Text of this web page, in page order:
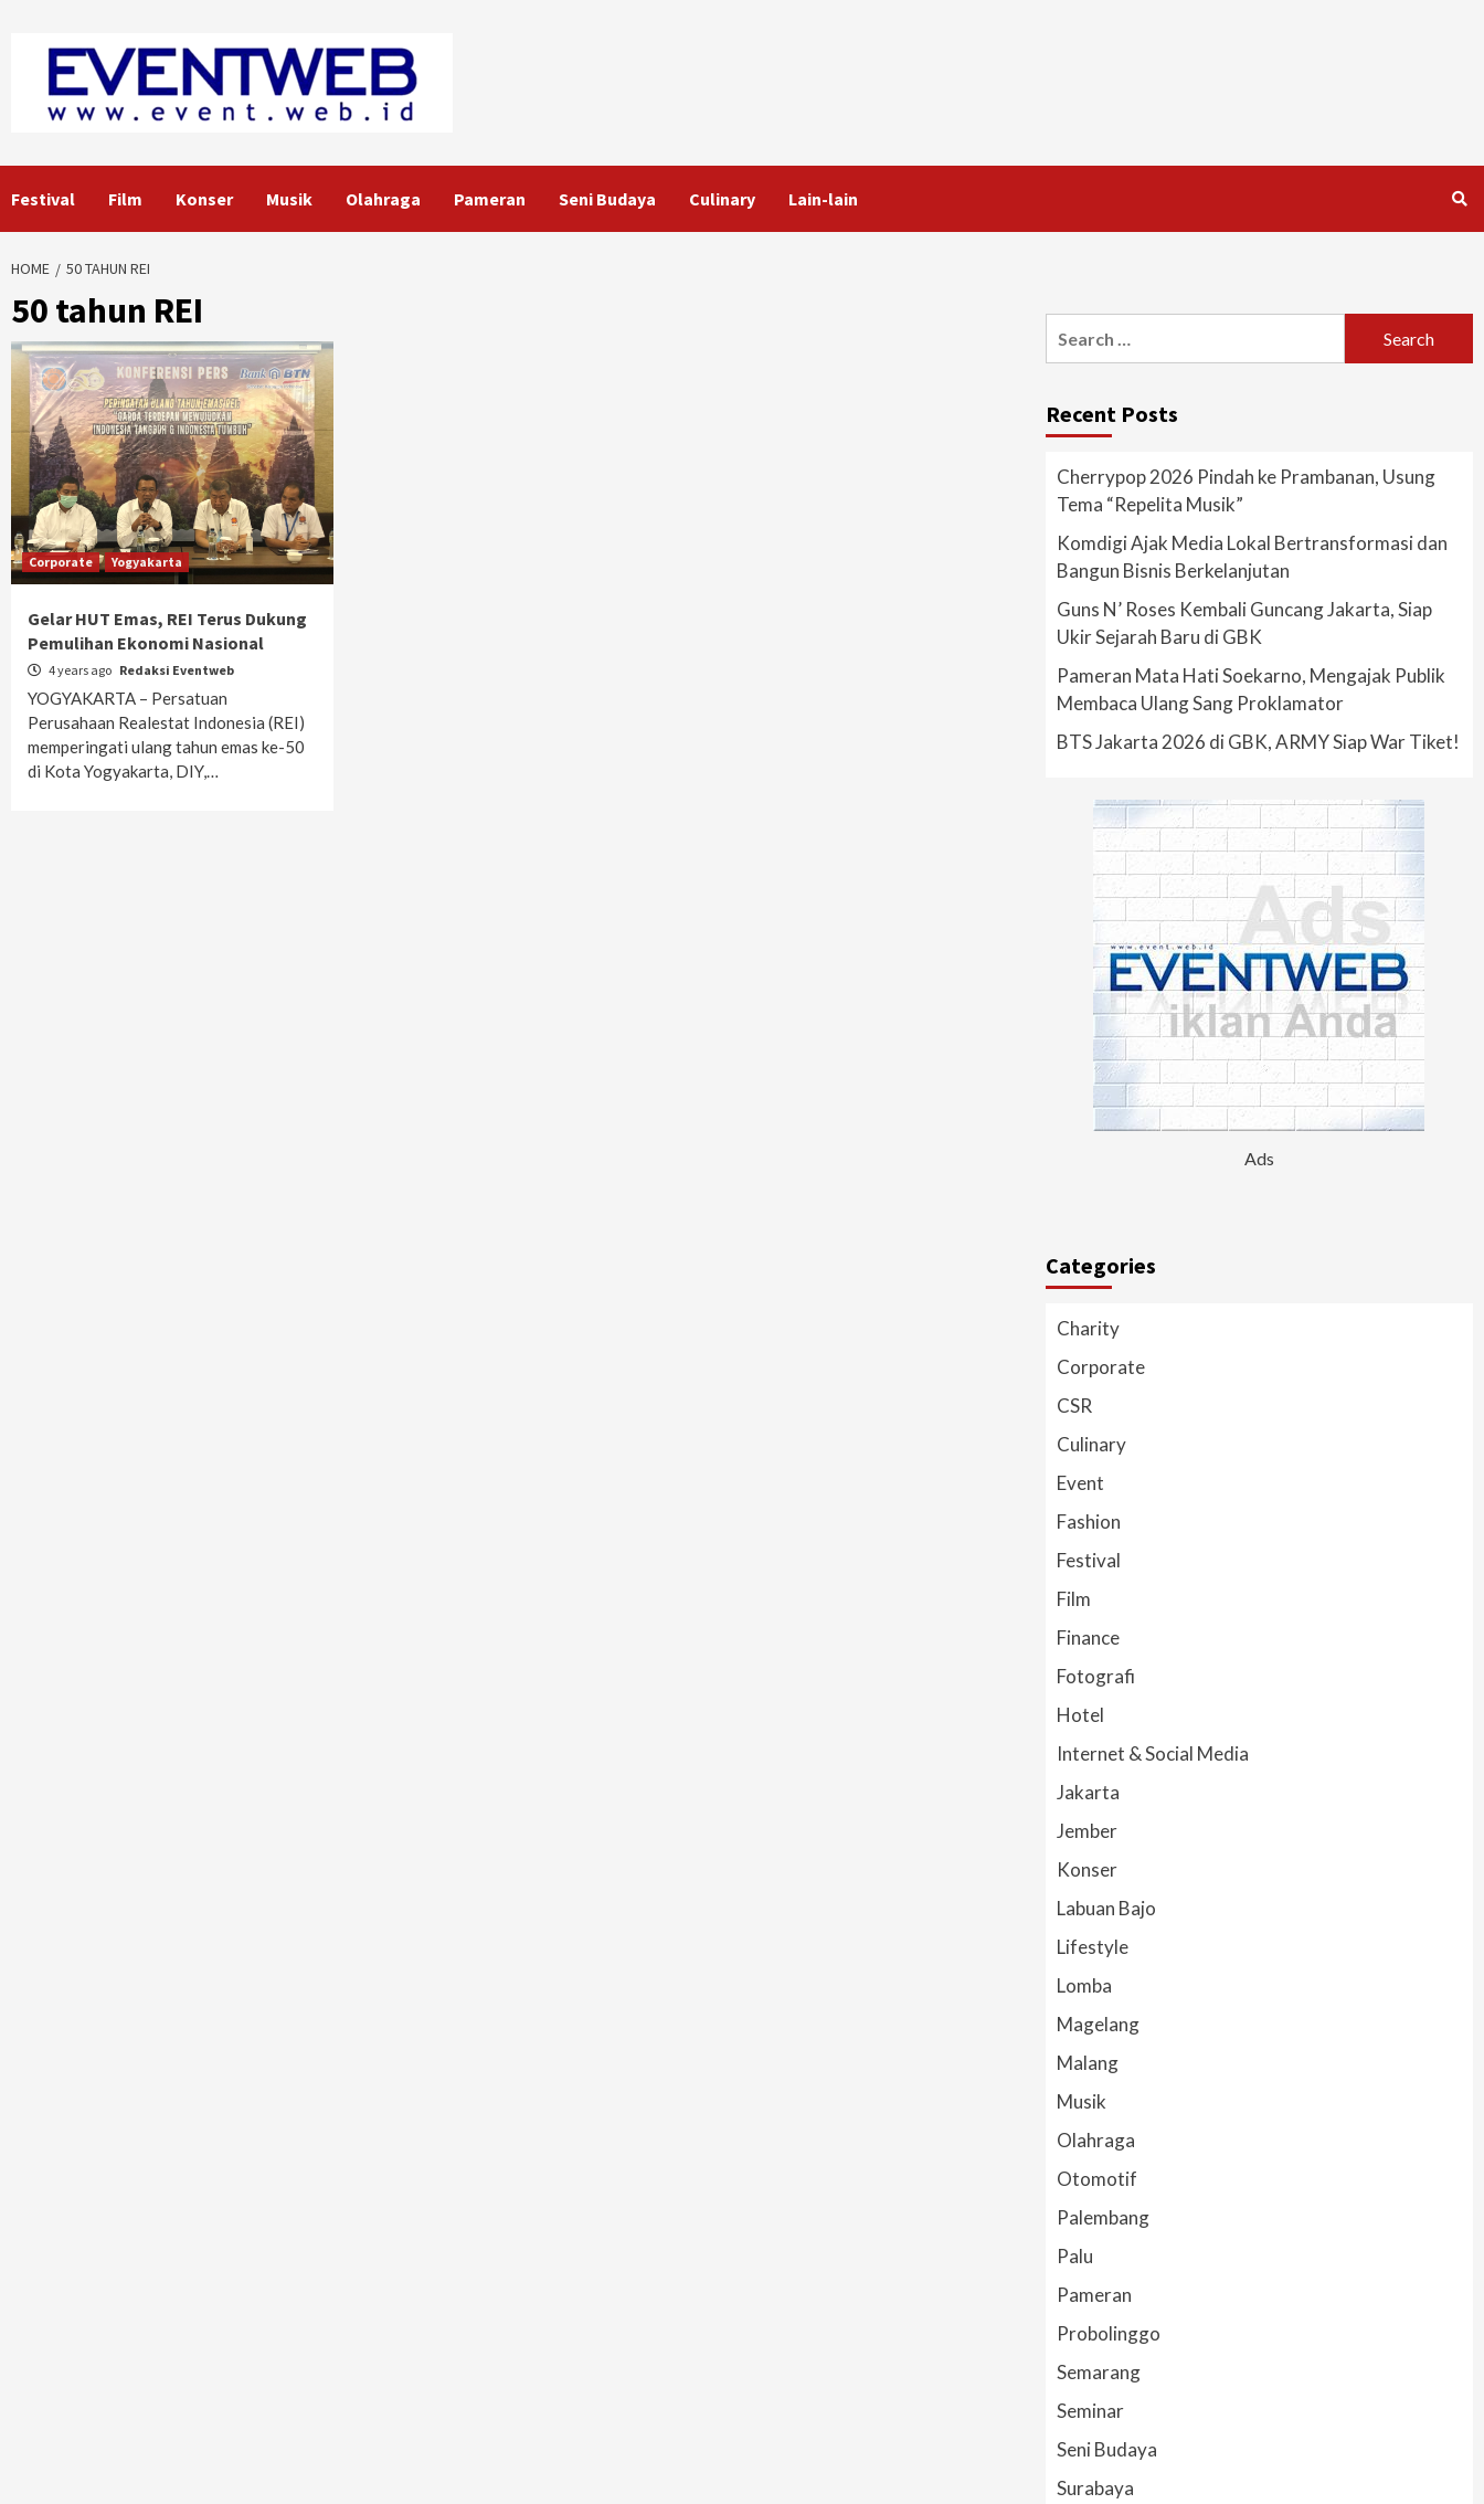
content
Festival Film Konser Musik Olahraga Pameran Seni Budaya Culinary Lain-lain
HOME 50 TAHUN REI
50 tahun REI
Corporate Yogyakarta
Gelar HUT Emas, REI Terus Dukung
Pemulihan Ekonomi Nasional
4 years ago Redaksi Eventweb
YOGYAKARTA – Persatuan
Perusahaan Realestat Indonesia (REI)
memperingati ulang tahun emas ke-50
di Kota Yogyakarta, DIY,…
for:
Recent Posts
Cherrypop 2026 Pindah ke Prambanan, Usung
Tema “Repelita Musik”
Komdigi Ajak Media Lokal Bertransformasi dan
Bangun Bisnis Berkelanjutan
Guns N’ Roses Kembali Guncang Jakarta, Siap
Ukir Sejarah Baru di GBK
Pameran Mata Hati Soekarno, Mengajak Publik
Membaca Ulang Sang Proklamator
BTS Jakarta 2026 di GBK, ARMY Siap War Tiket!
Ads
Categories
Charity
Corporate
CSR
Culinary
Event
Fashion
Festival
Film
Finance
Fotografi
Hotel
Internet & Social Media
Jakarta
Jember
Konser
Labuan Bajo
Lifestyle
Lomba
Magelang
Malang
Musik
Olahraga
Otomotif
Palembang
Palu
Pameran
Probolinggo
Semarang
Seminar
Seni Budaya
Surabaya